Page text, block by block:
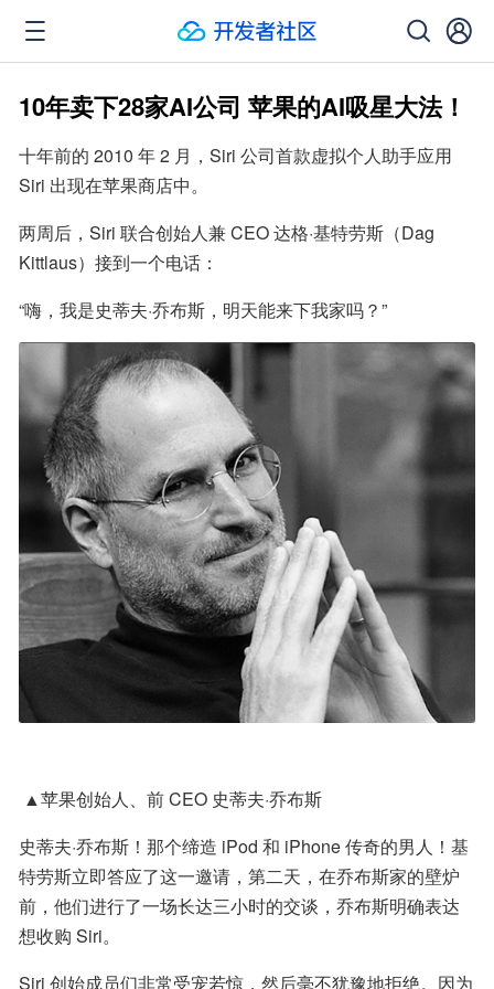
10年卖下28家AI公司 苹果的AI吸星大法！
十年前的 2010 年 2 月，Siri 公司首款虚拟个人助手应用
Siri 出现在苹果商店中。
两周后，Siri 联合创始人兼 CEO 达格·基特劳斯（Dag
Kittlaus）接到一个电话：
“嗨，我是史蒂夫·乔布斯，明天能来下我家吗？”
▲苹果创始人、前 CEO 史蒂夫·乔布斯
史蒂夫·乔布斯！那个缔造 iPod 和 iPhone 传奇的男人！基
特劳斯立即答应了这一邀请，第二天，在乔布斯家的壁炉
前，他们进行了一场长达三小时的交谈，乔布斯明确表达
想收购 Siri。
Siri 创始成员们非常受宠若惊，然后毫不犹豫地拒绝。因为